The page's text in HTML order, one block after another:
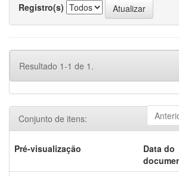
Registro(s)
Resultado 1-1 de 1.
Conjunto de itens:
Pré-visualização
Data do